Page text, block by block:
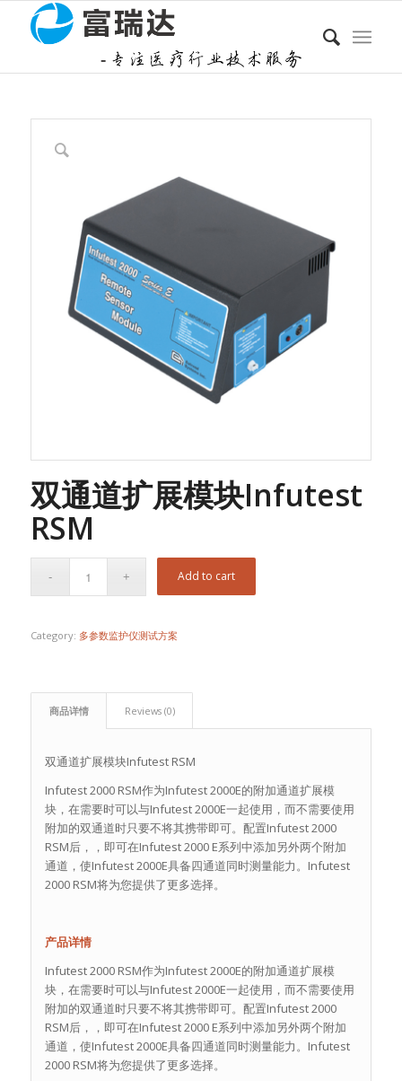
双通道扩展模块Infutest
RSM
Add to cart
Category: 多参数监护仪测试方案
商品详情 Reviews (0)
双通道扩展模块Infutest RSM
Infutest 2000 RSM作为Infutest 2000E的附加通道扩展模
块，在需要时可以与Infutest 2000E一起使用，而不需要使用
附加的双通道时只要不将其携带即可。配置Infutest 2000
RSM后，，即可在Infutest 2000 E系列中添加另外两个附加
通道，使Infutest 2000E具备四通道同时测量能力。Infutest
2000 RSM将为您提供了更多选择。
产品详情
Infutest 2000 RSM作为Infutest 2000E的附加通道扩展模
块，在需要时可以与Infutest 2000E一起使用，而不需要使用
附加的双通道时只要不将其携带即可。配置Infutest 2000
RSM后，，即可在Infutest 2000 E系列中添加另外两个附加
通道，使Infutest 2000E具备四通道同时测量能力。Infutest
2000 RSM将为您提供了更多选择。